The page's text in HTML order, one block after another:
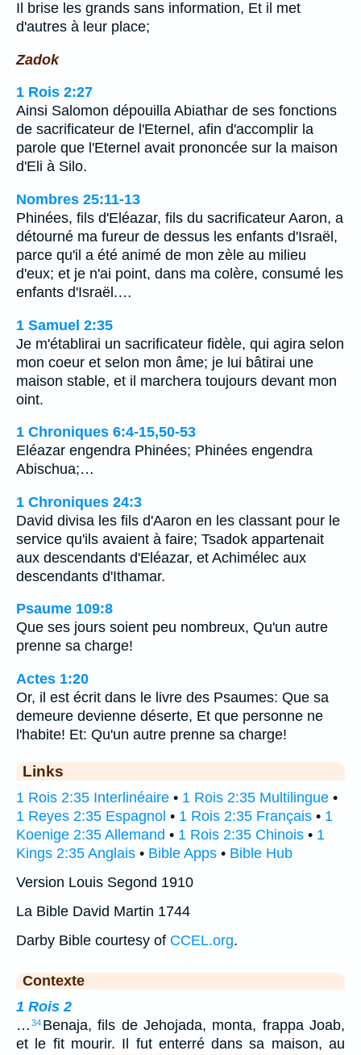
Il brise les grands sans information, Et il met
d'autres à leur place;
Zadok
1 Rois 2:27
Ainsi Salomon dépouilla Abiathar de ses fonctions
de sacrificateur de l'Eternel, afin d'accomplir la
parole que l'Eternel avait prononcée sur la maison
d'Eli à Silo.
Nombres 25:11-13
Phinées, fils d'Eléazar, fils du sacrificateur Aaron, a
détourné ma fureur de dessus les enfants d'Israël,
parce qu'il a été animé de mon zèle au milieu
d'eux; et je n'ai point, dans ma colère, consumé les
enfants d'Israël.…
1 Samuel 2:35
Je m'établirai un sacrificateur fidèle, qui agira selon
mon coeur et selon mon âme; je lui bâtirai une
maison stable, et il marchera toujours devant mon
oint.
1 Chroniques 6:4-15,50-53
Eléazar engendra Phinées; Phinées engendra
Abischua;…
1 Chroniques 24:3
David divisa les fils d'Aaron en les classant pour le
service qu'ils avaient à faire; Tsadok appartenait
aux descendants d'Eléazar, et Achimélec aux
descendants d'Ithamar.
Psaume 109:8
Que ses jours soient peu nombreux, Qu'un autre
prenne sa charge!
Actes 1:20
Or, il est écrit dans le livre des Psaumes: Que sa
demeure devienne déserte, Et que personne ne
l'habite! Et: Qu'un autre prenne sa charge!
Links
1 Rois 2:35 Interlinéaire • 1 Rois 2:35 Multilingue •
1 Reyes 2:35 Espagnol • 1 Rois 2:35 Français • 1
Koenige 2:35 Allemand • 1 Rois 2:35 Chinois • 1
Kings 2:35 Anglais • Bible Apps • Bible Hub
Version Louis Segond 1910
La Bible David Martin 1744
Darby Bible courtesy of CCEL.org.
Contexte
1 Rois 2
… 34 Benaja, fils de Jehojada, monta, frappa Joab,
et le fit mourir. Il fut enterré dans sa maison, au